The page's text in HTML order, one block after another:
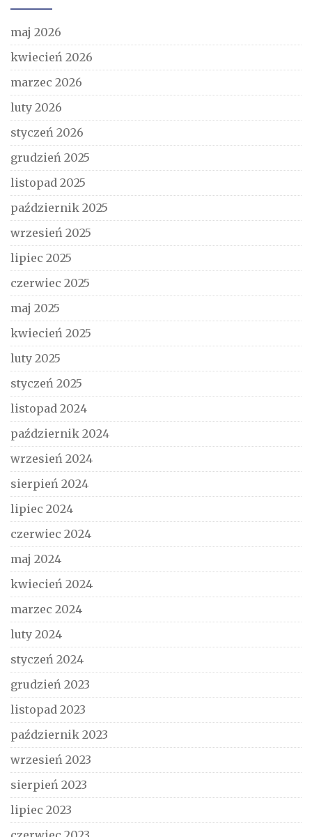
maj 2026
kwiecień 2026
marzec 2026
luty 2026
styczeń 2026
grudzień 2025
listopad 2025
październik 2025
wrzesień 2025
lipiec 2025
czerwiec 2025
maj 2025
kwiecień 2025
luty 2025
styczeń 2025
listopad 2024
październik 2024
wrzesień 2024
sierpień 2024
lipiec 2024
czerwiec 2024
maj 2024
kwiecień 2024
marzec 2024
luty 2024
styczeń 2024
grudzień 2023
listopad 2023
październik 2023
wrzesień 2023
sierpień 2023
lipiec 2023